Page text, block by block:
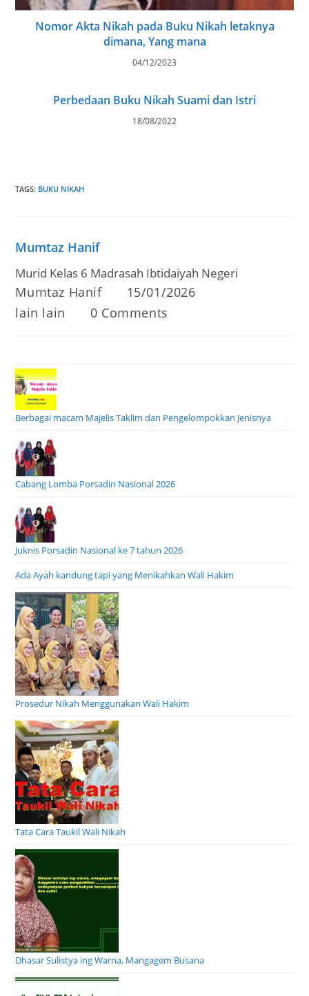
Nomor Akta Nikah pada Buku Nikah letaknya
dimana, Yang mana
04/12/2023
Perbedaan Buku Nikah Suami dan Istri
18/08/2022
TAGS: BUKU NIKAH
Mumtaz Hanif
Murid Kelas 6 Madrasah Ibtidaiyah Negeri
Post
Mumtaz Hanif
Post
15/01/2026
Post
lain lain
Post
0 Comments
Berbagai macam Majelis Taklim dan Pengelompokkan Jenisnya
Cabang Lomba Porsadin Nasional 2026
Juknis Porsadin Nasional ke 7 tahun 2026
Ada Ayah kandung tapi yang Menikahkan Wali Hakim
Prosedur Nikah Menggunakan Wali Hakim
Tata Cara Taukil Wali Nikah
Dhasar Sulistya ing Warna, Mangagem Busana